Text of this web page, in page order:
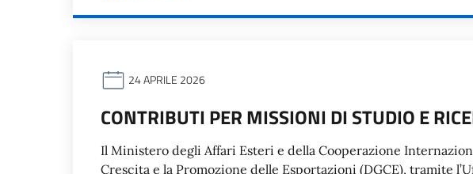
24 APRILE 2026
CONTRIBUTI PER MISSIONI DI STUDIO E
Il Ministero degli Affari Esteri e della Cooperazione
Crescita e la Promozione delle Esportazioni (DGCE), tramite